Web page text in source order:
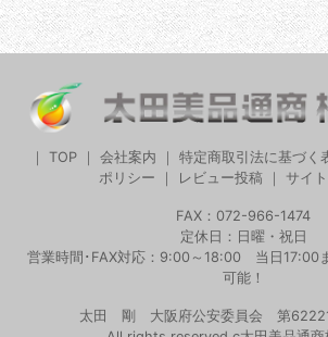
TOP 会社案内 特定商取引法に基づく
ポリシー
レビュー投稿｜ サイ
FAX：072-966-1474
定休日：日曜・祝日
営業時間･FAX対応：9:00～18:00 当日17:00
可能！
太田 剛 大阪府公安委員会 第